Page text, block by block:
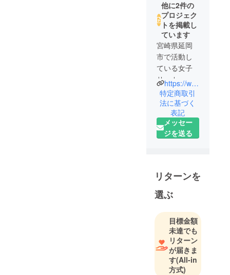
他に2件の
プロジェク
トを掲載し
ています
宮崎県延岡
市で活動し
ている女子
サッカー
チームです⚽️
小学生、中
学生、高校
生、OGで活
動してます♪
低学年、初
心者向け
に、なでし
も開催中
♪（毎週月曜
日)
https://www.instagram.com/princess_camellia_fc/?hl=ja
特定商取引
法に基づく
表記
メッセー
ジを送る
リターンを
選ぶ
目標金額
未達でも
リターン
が届きま
す(All-in
方式)